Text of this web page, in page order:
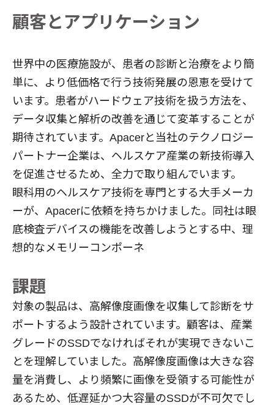
顧客とアプリケーション
世界中の医療施設が、患者の診断と治療をより簡
単に、より低価格で行う技術発展の恩恵を受けて
います。患者がハードウェア技術を扱う方法を、
データ収集と解析の改善を通じて変革することが
期待されています。Apacerと当社のテクノロジー
パートナー企業は、ヘルスケア産業の新技術導入
を促進させるため、全力で取り組んでいます。
眼科用のヘルスケア技術を専門とする大手メーカ
ーが、Apacerに依頼を持ちかけました。同社は眼
底検査デバイスの機能を改善しようとする中、理
想的なメモリーコンポーネ
課題
対象の製品は、高解像度画像を収集して診断をサ
ポートするよう設計されています。顧客は、産業
グレードのSSDでなければそれが実現できないこ
とを理解していました。高解像度画像は大きな容
量を消費し、より頻繁に画像を受領する可能性が
あるため、低遅延かつ大容量のSSDが不可欠でし